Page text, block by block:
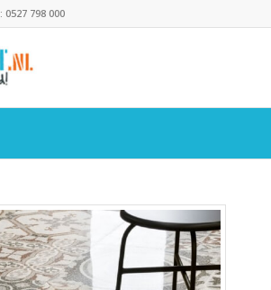
798 000